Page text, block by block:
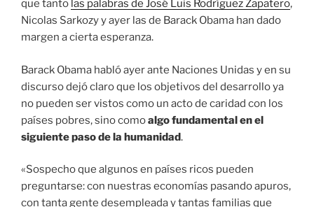
que tanto las palabras de José Luis Rodríguez Zapatero,
Nicolas Sarkozy y ayer las de Barack Obama han dado
margen a cierta esperanza.
Barack Obama habló ayer ante Naciones Unidas y en su
discurso dejó claro que los objetivos del desarrollo ya
no pueden ser vistos como un acto de caridad con los
países pobres, sino comoalgo fundamental en el
siguiente paso de la humanidad.
«Sospecho que algunos en países ricos pueden
preguntarse: con nuestras economías pasando apuros,
con tanta gente desempleada y tantas familias que